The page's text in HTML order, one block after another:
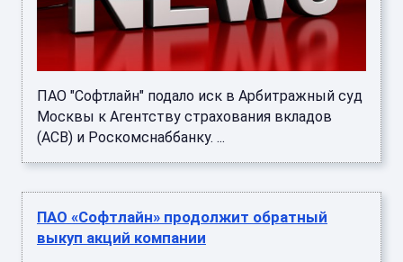
ПАО "Софтлайн" подало иск в Арбитражный суд
Москвы к Агентству страхования вкладов
(АСВ) и Роскомснаббанку. ...
ПАО «Софтлайн» продолжит обратный
выкуп акций компании